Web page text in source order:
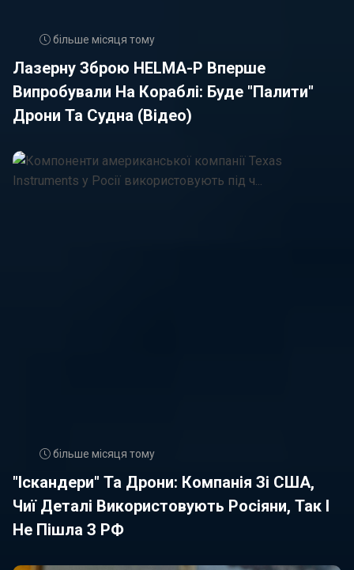
більше місяця тому
Лазерну Зброю HELMA-P Вперше
Випробували На Кораблі: Буде "палити"
Дрони Та Судна (відео)
більше місяця тому
"Іскандери" Та Дрони: Компанія Зі США,
Чиї Деталі Використовують Росіяни, Так І
Не Пішла З РФ